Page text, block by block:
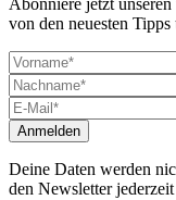
Abonniere jetzt
von den neuesten
Deine Daten werden
den Newsletter